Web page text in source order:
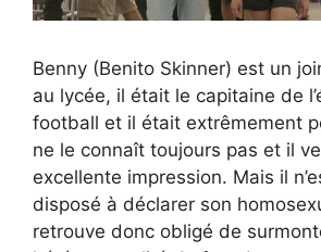
Benny (Benito Skinner) est un
au lycée, il était le capitaine de
football et il était extrêmement
ne le connaît toujours pas et il
excellente impression. Mais il
disposé à déclarer son
retrouve donc obligé de